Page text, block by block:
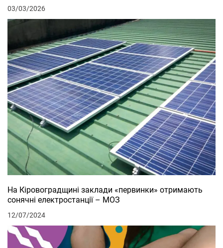
03/03/2026
На Кіровоградщині заклади «первинки» отримають
сонячні електростанції – МОЗ
12/07/2024